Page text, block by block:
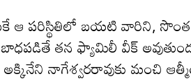
ఆ పరిస్థితిలో బయటి వారిని, సొంత
తన ఫ్యామిలీ వీక్
నాగేశ్వరరావుకు మంచి